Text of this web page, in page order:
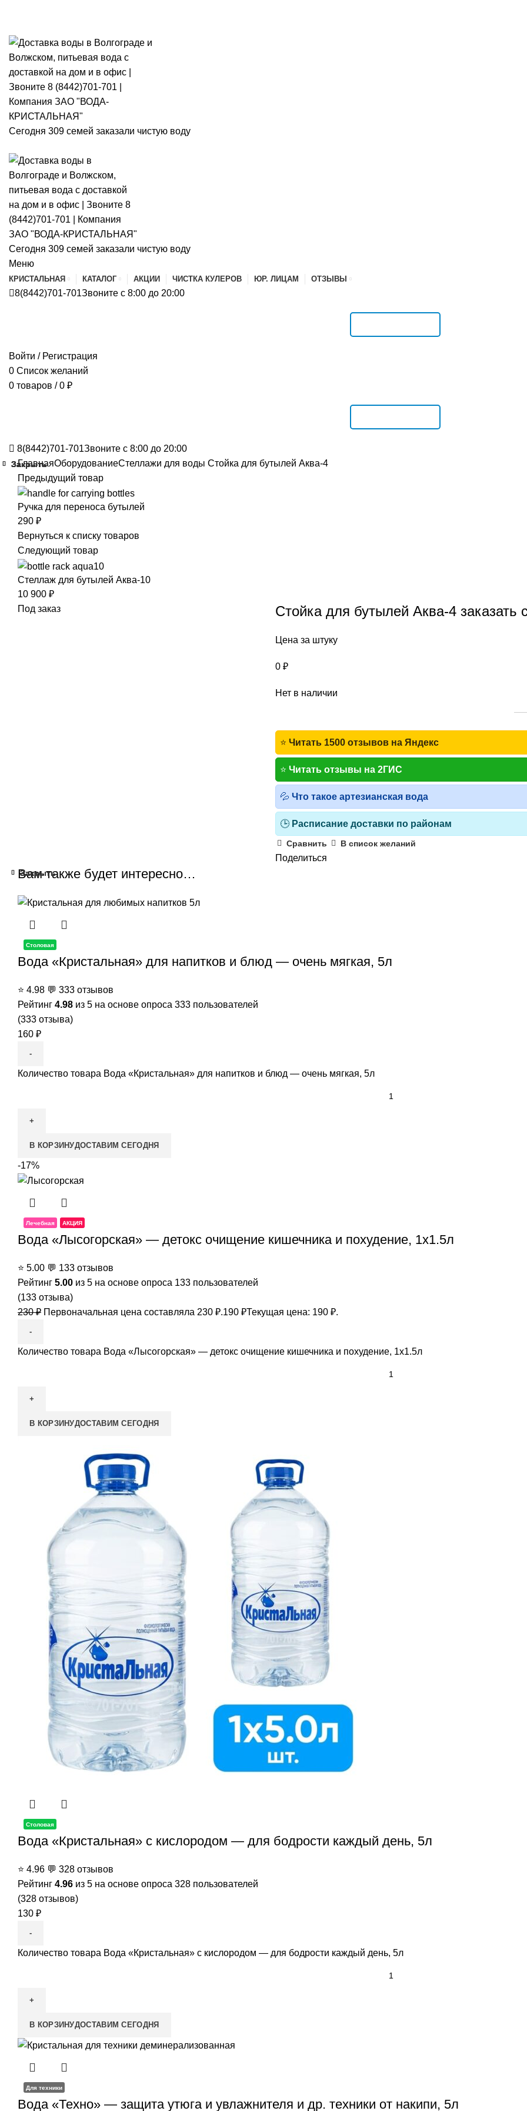
Сегодня 309 семей заказали чистую воду
Сегодня 309 семей заказали чистую воду
Меню
КРИСТАЛЬНАЯ КАТАЛОГ АКЦИИ ЧИСТКА КУЛЕРОВ ЮР. ЛИЦАМ ОТЗЫВЫ
8(8442)701-701Звоните с 8:00 до 20:00
Войти / Регистрация
0 Список желаний
0 товаров / 0 ₽
8(8442)701-701Звоните с 8:00 до 20:00
ГлавнаяОборудованиеСтеллажи для воды Стойка для бутылей Аква-4
Предыдущий товар
Ручка для переноса бутылей
290 ₽
Вернуться к списку товаров
Следующий товар
Стеллаж для бутылей Аква-10
10 900 ₽
Под заказ
Стойка для бутылей Аква-4 заказать
Цена за штуку
0 ₽
Нет в наличии
⭐ Читать 1500 отзывов на Яндекс
⭐ Читать отзывы на 2ГИС
💦 Что такое артезианская вода
🕒 Расписание доставки по районам
Сравнить В список желаний
Поделиться
Вам также будет интересно…
Закрыть
Столовая
Вода «Кристальная» для напитков и блюд — очень мягкая, 5л
⭐ 4.98 💬 333 отзывов
Рейтинг 4.98 из 5 на основе опроса 333 пользователей
(333 отзыва)
160 ₽
Количество товара Вода «Кристальная» для напитков и блюд — очень мягкая, 5л
В КОРЗИНУДОСТАВИМ СЕГОДНЯ
-17%
Закрыть
Лечебная АКЦИЯ
Вода «Лысогорская» — детокс очищение кишечника и похудение, 1x1.5л
⭐ 5.00 💬 133 отзывов
Рейтинг 5.00 из 5 на основе опроса 133 пользователей
(133 отзыва)
230₽ Первоначальная цена составляла 230 ₽.190 ₽Текущая цена: 190 ₽.
Количество товара Вода «Лысогорская» — детокс очищение кишечника и похудение, 1x1.5л
В КОРЗИНУДОСТАВИМ СЕГОДНЯ
Закрыть
Столовая
Вода «Кристальная» с кислородом — для бодрости каждый день, 5л
⭐ 4.96 💬 328 отзывов
Рейтинг 4.96 из 5 на основе опроса 328 пользователей
(328 отзывов)
130 ₽
Количество товара Вода «Кристальная» с кислородом — для бодрости каждый день, 5л
В КОРЗИНУДОСТАВИМ СЕГОДНЯ
Закрыть
Для техники
Вода «Техно» — защита утюга и увлажнителя и др. техники от накипи, 5л
Закрыть
Закрыть
Закрыть
Закрыть
Закрыть
Закрыть
Закрыть